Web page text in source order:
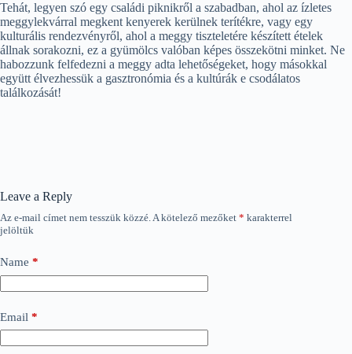
Tehát, legyen szó egy családi piknikről a szabadban, ahol az ízletes
meggylekvárral megkent kenyerek kerülnek terítékre, vagy egy
kulturális rendezvényről, ahol a meggy tiszteletére készített ételek
állnak sorakozni, ez a gyümölcs valóban képes összekötni minket. Ne
habozzunk felfedezni a meggy adta lehetőségeket, hogy másokkal
együtt élvezhessük a gasztronómia és a kultúrák e csodálatos
találkozását!
Leave a Reply
Az e-mail címet nem tesszük közzé.A kötelező mezőket * karakterrel
jelöltük
Name *
Email *